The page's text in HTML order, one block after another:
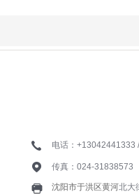
沈阳市于洪区黄河北大
电话：+13042441333
传真：024-31838573